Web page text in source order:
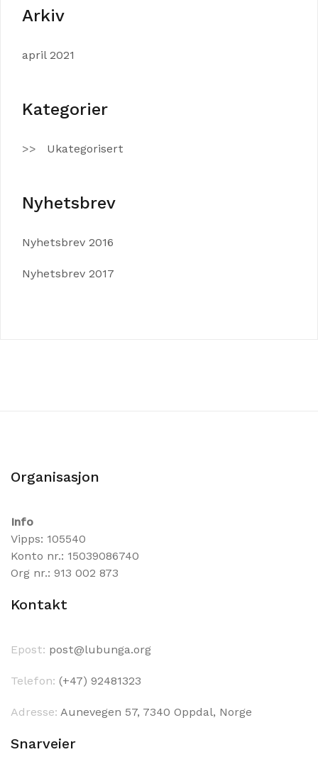
Arkiv
april 2021
Kategorier
Ukategorisert
Nyhetsbrev
Nyhetsbrev 2016
Nyhetsbrev 2017
Organisasjon
Info
Vipps: 105540
Konto nr.: 15039086740
Org nr.: 913 002 873
Kontakt
Epost: post@lubunga.org
Telefon: (+47) 92481323
Adresse: Aunevegen 57, 7340 Oppdal, Norge
Snarveier